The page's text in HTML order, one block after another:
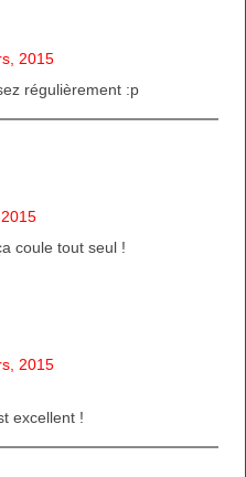
2015
régulièrement :p
coule tout seul !
2015
excellent !